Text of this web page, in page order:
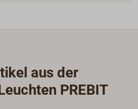
aus der
PREBIT